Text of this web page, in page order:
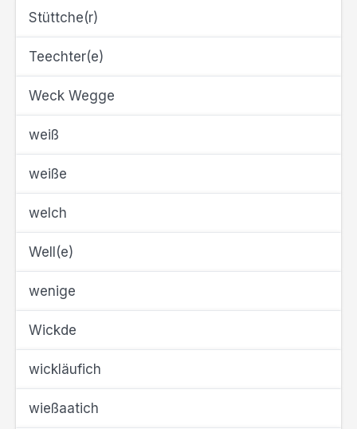
Stüttche(r)
Teechter(e)
Weck Wegge
weiß
weiße
welch
Well(e)
wenige
Wickde
wickläufich
wießaatich